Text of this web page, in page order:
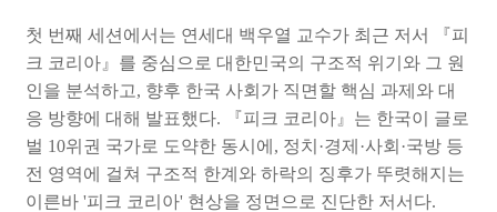
첫 번째 세션에서는 연세대 백우열 교수가 최근 저서 『피
크 코리아 』 를 중심으로 대한민국의 구조적 위기와 그 원
인을 분석하고, 향후 한국 사회가 직면할 핵심 과제와 대
응 방향에 대해 발표했다. 『피크 코리아 』 는 한국이 글로
벌 10위권 국가로 도약한 동시에 , 정치 ·경제 ·사회 ·국방 등
전 영역에 걸쳐 구조적 한계와 하락의 징후가 뚜렷해지는
이른바 '피크 코리아' 현상을 정면으로 진단한 저서다.